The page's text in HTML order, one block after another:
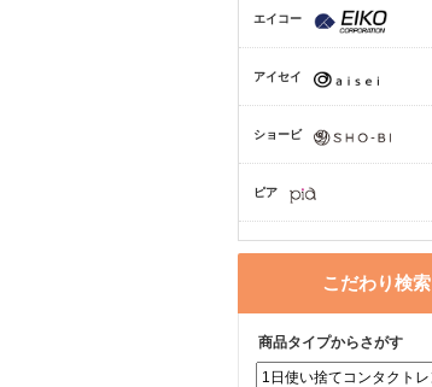
エイコー
アイセイ
ショービ
ピア
こだわり検索
商品タイプからさがす